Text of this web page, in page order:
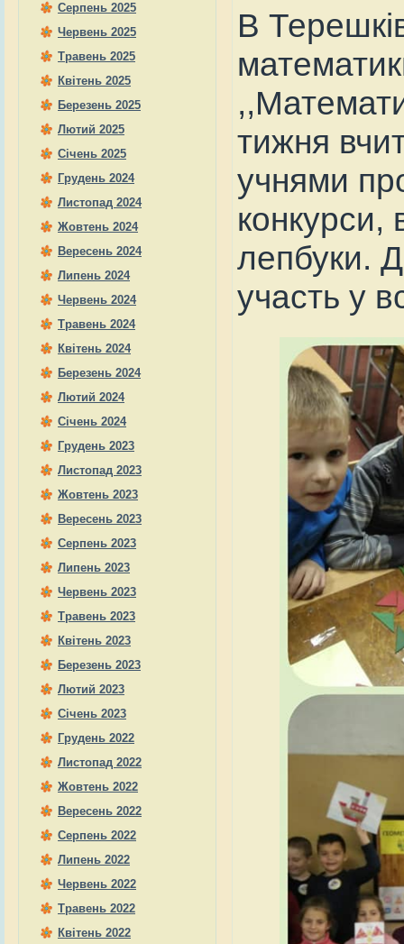
Серпень 2025
Червень 2025
Травень 2025
Квітень 2025
Березень 2025
Лютий 2025
Січень 2025
Грудень 2024
Листопад 2024
Жовтень 2024
Вересень 2024
Липень 2024
Червень 2024
Травень 2024
Квітень 2024
Березень 2024
Лютий 2024
Січень 2024
Грудень 2023
Листопад 2023
Жовтень 2023
Вересень 2023
Серпень 2023
Липень 2023
Червень 2023
Травень 2023
Квітень 2023
Березень 2023
Лютий 2023
Січень 2023
Грудень 2022
Листопад 2022
Жовтень 2022
Вересень 2022
Серпень 2022
Липень 2022
Червень 2022
Травень 2022
Квітень 2022
В
тижня
учнями
конкурси,
лепбуки.
участь у